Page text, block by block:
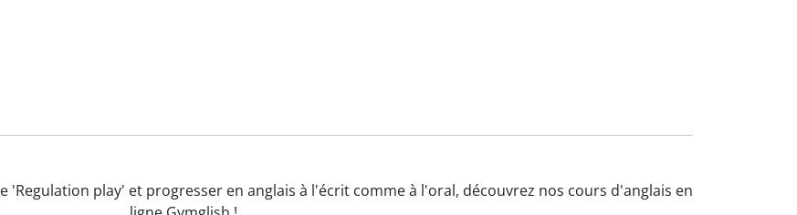
play' et progresser en anglais à l'écrit comme à l'oral, découvrez nos cours d'anglais en